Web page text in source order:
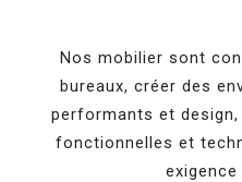
Nos mobilier sont
bureaux, créer des
performants et
fonctionnelles et